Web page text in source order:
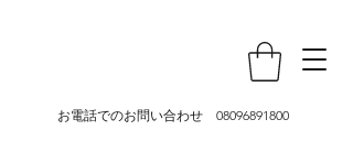
お電話でのお問い合わせ 08096891800